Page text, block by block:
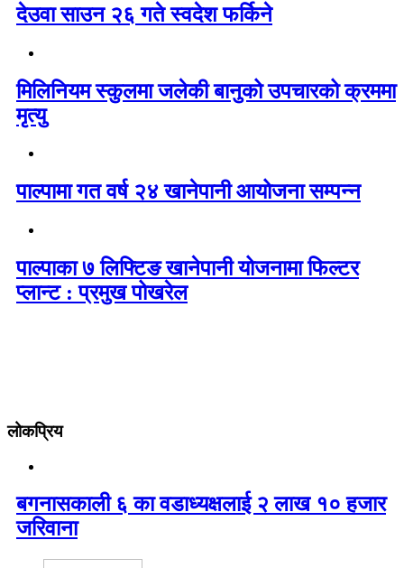
देउवा साउन २६ गते स्वदेश फर्किने
मिलिनियम स्कुलमा जलेकी बानुको उपचारको क्रममा
मृत्यु
पाल्पामा गत वर्ष २४ खानेपानी आयोजना सम्पन्न
पाल्पाका ७ लिफ्टिङ खानेपानी योजनामा फिल्टर
प्लान्ट : प्रमुख पोखरेल
लोकप्रिय
बगनासकाली ६ का वडाध्यक्षलाई २ लाख १० हजार
जरिवाना